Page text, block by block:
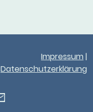
Impressum |
Datenschutzerklärung